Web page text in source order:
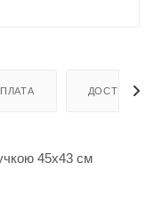
ДОСТАВКА
45х43 см